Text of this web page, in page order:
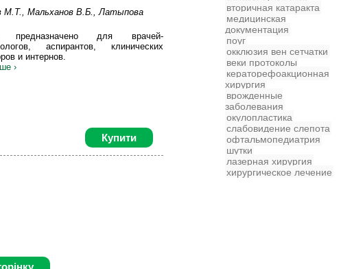
М.Т., Мальханов В.Б., Латыпова
предназначено для врачей-
аспирантов, клинических
и интернов.
›
Купити
вторичная катаракта
медицинская
документация
поуг
окклюзия вен сетчатки
веки протоколы
кераторефоакционная
хирургия
врожденные
заболевания
окулопластика
слабовидение слепота
офтальмопедиатрия
шутки
лазерная хирургия
хирургическое лечение